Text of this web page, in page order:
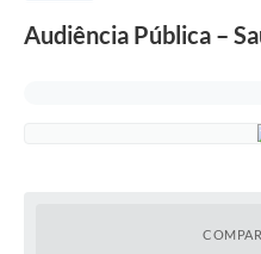
Audiência Pública –